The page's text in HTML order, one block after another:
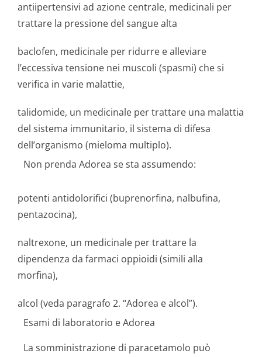
antiipertensivi ad azione centrale, medicinali per
trattare la pressione del sangue alta
baclofen, medicinale per ridurre e alleviare
l’eccessiva tensione nei muscoli (spasmi) che si
verifica in varie malattie,
talidomide, un medicinale per trattare una malattia
del sistema immunitario, il sistema di difesa
dell’organismo (mieloma multiplo).
Non prenda Adorea se sta assumendo:
potenti antidolorifici (buprenorfina, nalbufina,
pentazocina),
naltrexone, un medicinale per trattare la
dipendenza da farmaci oppioidi (simili alla
morfina),
alcol (veda paragrafo 2. “Adorea e alcol”).
Esami di laboratorio e Adorea
La somministrazione di paracetamolo può